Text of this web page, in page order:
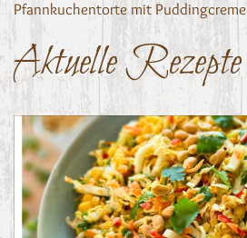
Pfannkuchentorte mit Puddingcreme
Aktuelle Rezepte